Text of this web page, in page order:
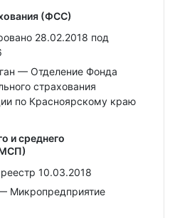
(ФСС)
28.02.2018 под
— Отделение Фонда
страхования
по Красноярскому краю
и среднего
10.03.2018
Микропредприятие